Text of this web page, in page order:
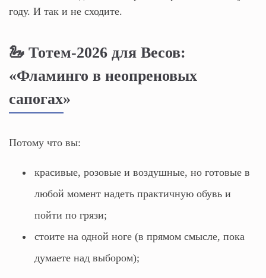
году. И так и не сходите.
🦢 Тотем-2026 для Весов:
«Фламинго в неопреновых
сапогах»
Потому что вы:
красивые, розовые и воздушные, но готовые в
любой момент надеть практичную обувь и
пойти по грязи;
стоите на одной ноге (в прямом смысле, пока
думаете над выбором);